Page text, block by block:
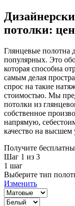
потолки:
Глянцевые полотна
популярных. Это
которая способна
самым делая
спрос на такие
стоимостью. Мы
потолки из
собственное
напрямую,
качество на высшем
Получите
Шаг 1 из 3
1 шаг
Выберите тип
Изменить